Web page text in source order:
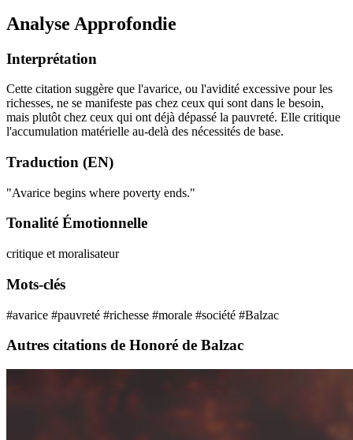
Analyse Approfondie
Interprétation
Cette citation suggère que l'avarice, ou l'avidité excessive pour les
richesses, ne se manifeste pas chez ceux qui sont dans le besoin,
mais plutôt chez ceux qui ont déjà dépassé la pauvreté. Elle critique
l'accumulation matérielle au-delà des nécessités de base.
Traduction (EN)
"Avarice begins where poverty ends."
Tonalité Émotionnelle
critique et moralisateur
Mots-clés
#avarice #pauvreté #richesse #morale #société #Balzac
Autres citations de Honoré de Balzac